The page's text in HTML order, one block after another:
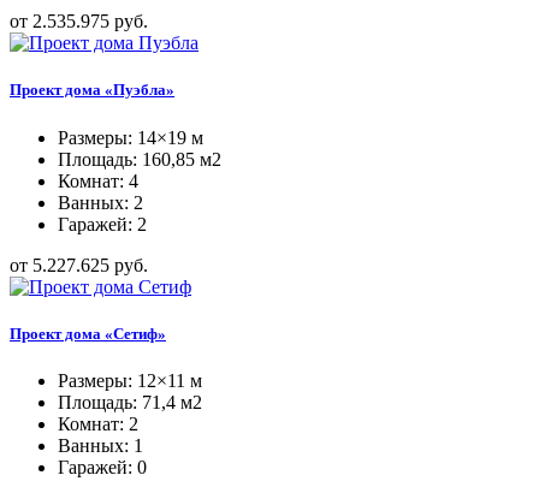
от 2.535.975 руб.
Проект дома «Пуэбла»
Размеры: 14×19 м
Площадь: 160,85 м2
Комнат: 4
Ванных: 2
Гаражей: 2
от 5.227.625 руб.
Проект дома «Сетиф»
Размеры: 12×11 м
Площадь: 71,4 м2
Комнат: 2
Ванных: 1
Гаражей: 0